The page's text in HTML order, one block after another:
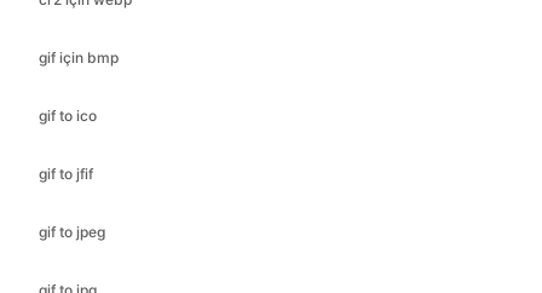
gif to ico
gif to jfif
gif to jpeg
gif to jpg
gif için pdf